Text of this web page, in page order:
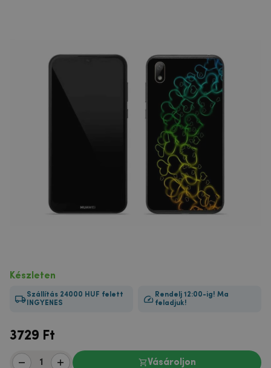
Készleten
Szállítás 24000 HUF felett
INGYENES
Rendelj 12:00-ig! Ma
feladjuk!
3729 Ft
Vásároljon